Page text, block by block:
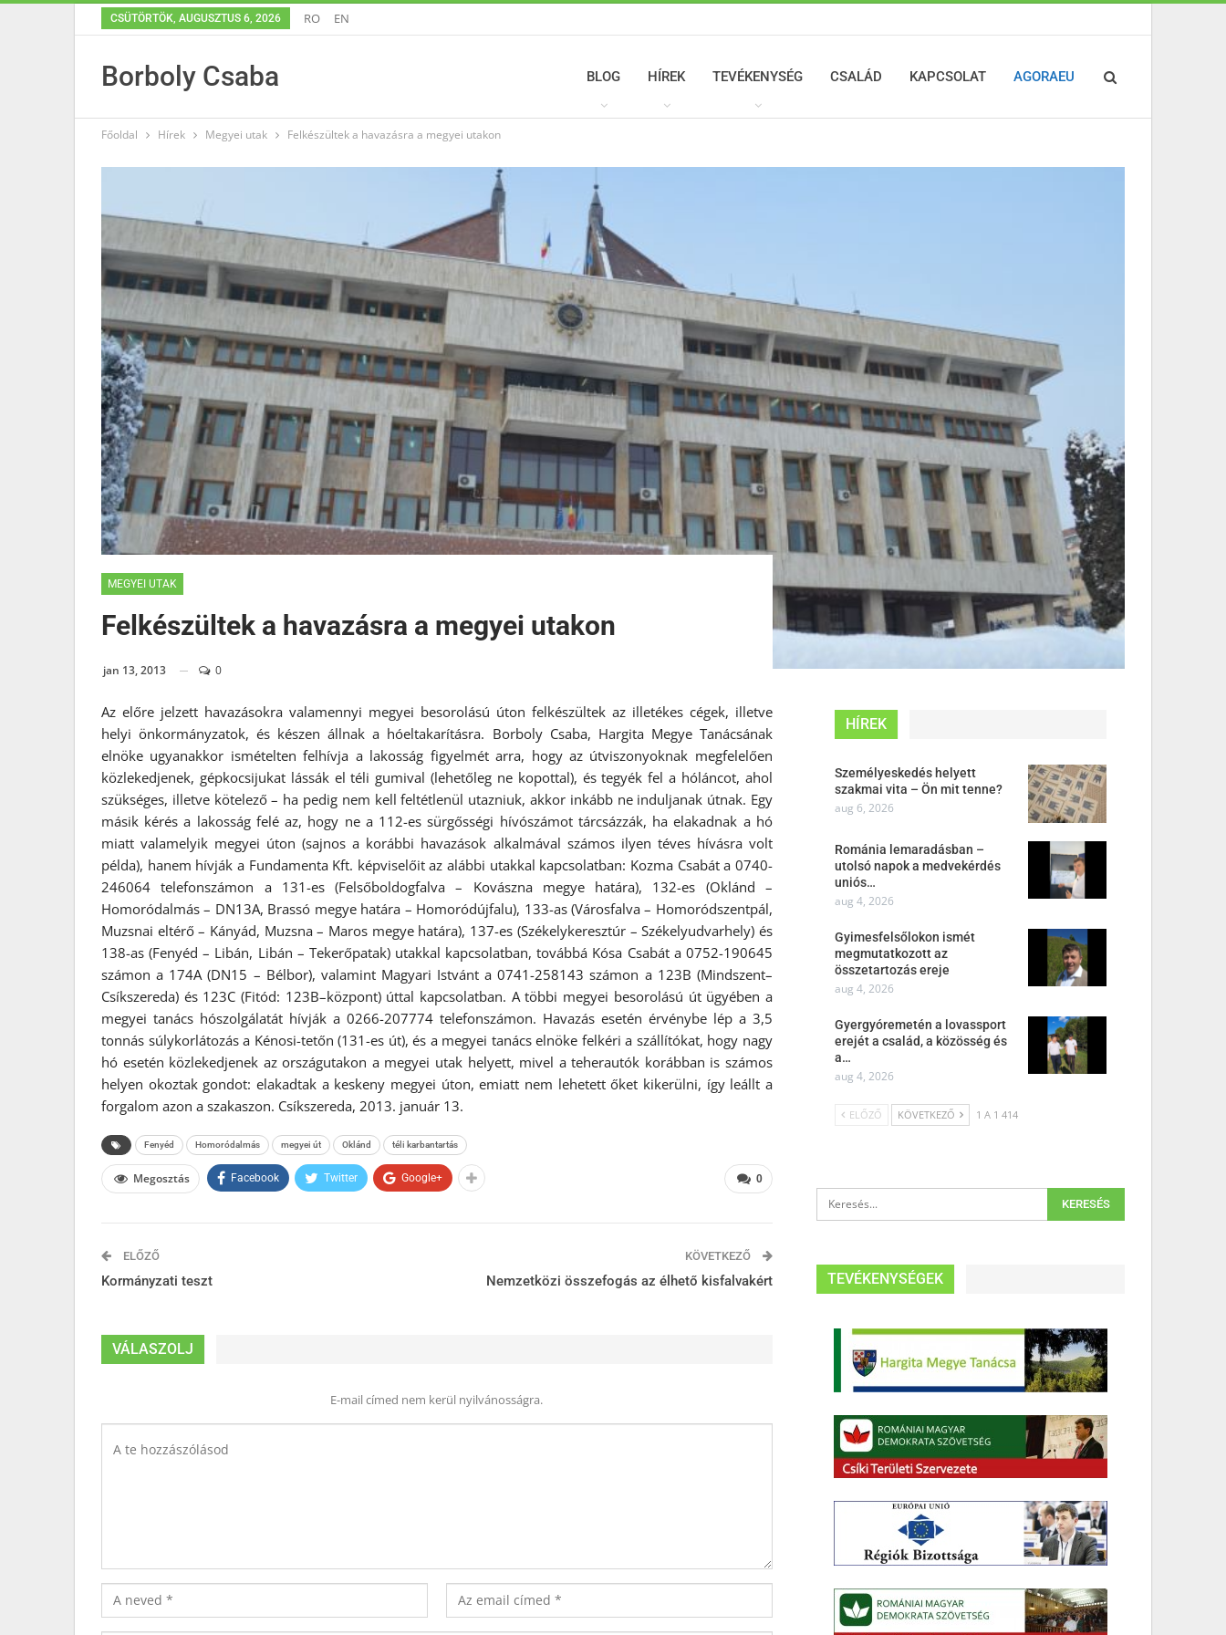
CSÜTÖRTÖK, AUGUSZTUS 6, 2026 RO EN
Borboly Csaba BLOG HÍREK TEVÉKENYSÉG CSALÁD KAPCSOLAT AGORAEU
Főoldal Hírek Megyei utak Felkészültek a havazásra a megyei utakon
MEGYEI UTAK
Felkészültek a havazásra a megyei utakon
jan 13, 2013 0
Az előre jelzett havazásokra valamennyi megyei besorolású úton felkészültek az illetékes cégek, illetve
helyi önkormányzatok, és készen állnak a hóeltakarításra. Borboly Csaba, Hargita Megye Tanácsának
elnöke ugyanakkor ismételten felhívja a lakosság figyelmét arra, hogy az útviszonyoknak megfelelően
közlekedjenek, gépkocsijukat lássák el téli gumival (lehetőleg ne kopottal), és tegyék fel a hóláncot, ahol
szükséges, illetve kötelező – ha pedig nem kell feltétlenül utazniuk, akkor inkább ne induljanak útnak. Egy
másik kérés a lakosság felé az, hogy ne a 112-es sürgősségi hívószámot tárcsázzák, ha elakadnak a hó
miatt valamelyik megyei úton (sajnos a korábbi havazások alkalmával számos ilyen téves hívásra volt
példa), hanem hívják a Fundamenta Kft. képviselőit az alábbi utakkal kapcsolatban: Kozma Csabát a 0740-
246064 telefonszámon a 131-es (Felsőboldogfalva – Kovászna megye határa), 132-es (Oklánd –
Homoródalmás – DN13A, Brassó megye határa – Homoródújfalu), 133-as (Városfalva – Homoródszentpál,
Muzsnai eltérő – Kányád, Muzsna – Maros megye határa), 137-es (Székelykeresztúr – Székelyudvarhely) és
138-as (Fenyéd – Libán, Libán – Tekerőpatak) utakkal kapcsolatban, továbbá Kósa Csabát a 0752-190645
számon a 174A (DN15 – Bélbor), valamint Magyari Istvánt a 0741-258143 számon a 123B (Mindszent–
Csíkszereda) és 123C (Fitód: 123B–központ) úttal kapcsolatban. A többi megyei besorolású út ügyében a
megyei tanács hószolgálatát hívják a 0266-207774 telefonszámon. Havazás esetén érvénybe lép a 3,5
tonnás súlykorlátozás a Kénosi-tetőn (131-es út), és a megyei tanács elnöke felkéri a szállítókat, hogy nagy
hó esetén közlekedjenek az országutakon a megyei utak helyett, mivel a teherautók korábban is számos
helyen okoztak gondot: elakadtak a keskeny megyei úton, emiatt nem lehetett őket kikerülni, így leállt a
forgalom azon a szakaszon. Csíkszereda, 2013. január 13.
Fenyéd Homoródalmás megyei út Oklánd téli karbantartás
0
Megosztás Facebook Twitter Google+
ELŐZŐ
Kormányzati teszt
KÖVETKEZŐ
Nemzetközi összefogás az élhető kisfalvakért
VÁLASZOLJ
E-mail címed nem kerül nyilvánosságra.
HÍREK
Személyeskedés helyett
szakmai vita – Ön mit tenne?
aug 6, 2026
Románia lemaradásban –
utolsó napok a medvekérdés
uniós…
aug 4, 2026
Gyimesfelsőlokon ismét
megmutatkozott az
összetartozás ereje
aug 4, 2026
Gyergyóremetén a lovassport
erejét a család, a közösség és
a…
aug 4, 2026
ELŐZŐ KÖVETKEZŐ 1 A 1 414
TEVÉKENYSÉGEK